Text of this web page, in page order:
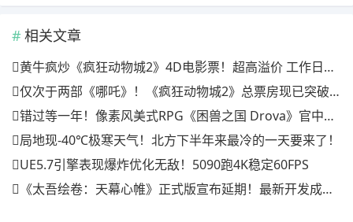
相关文章
黄牛疯炒《疯狂动物城2》4D电影票！超高溢价 工作日也满场
仅次于两部《哪吒》！《疯狂动物城2》总票房现已突破20亿
错过等一年！像素风美式RPG《困兽之国 Drova》官中上线特惠倒计时三天
局地现-40℃极寒天气！北方下半年来最冷的一天要来了！
UE5.7引擎表现爆炸优化无敌！5090跑4K稳定60FPS
《太吾绘卷：天幕心帷》正式版宣布延期！最新开发成果公开